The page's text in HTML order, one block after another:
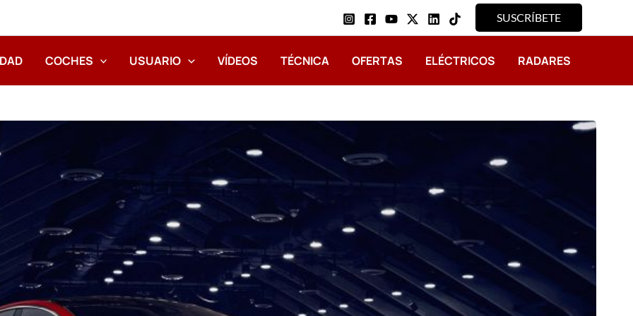
SUSCRÍBETE
COCHES USUARIO VÍDEOS TÉCNICA OFERTAS ELÉCTRICOS RADARES